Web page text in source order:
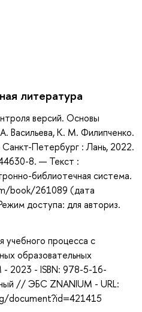
литература
версий. Основы
Васильева, К. М. Филипченко.
Петербург : Лань, 2022.
8. — Текст :
библиотечная система.
book/261089 (дата
доступа: для авториз.
учебного процесса с
образовательных
2023 - ISBN: 978-5-16-
// ЭБС ZNANIUM - URL:
document?id=421415